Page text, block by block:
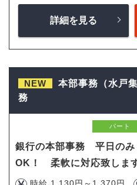
詳細を見る
NEW
本部事務（水戸
務
パート
銀行の本部事務 平日のみ
OK！ 柔軟に対応致しま